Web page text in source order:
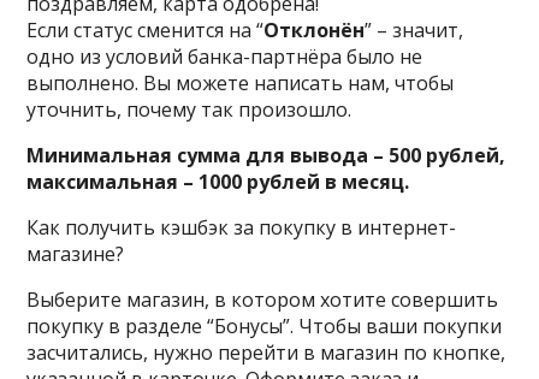
Если статус сменится на “Отклонён” – значит,
одно из условий банка-партнёра было не
выполнено. Вы можете написать нам, чтобы
уточнить, почему так произошло.
Минимальная сумма для вывода – 500 рублей,
максимальная – 1000 рублей в месяц.
Как получить кэшбэк за покупку в интернет-
магазине?
Выберите магазин, в котором хотите совершить
покупку в разделе “Бонусы”. Чтобы ваши покупки
засчитались, нужно перейти в магазин по кнопке,